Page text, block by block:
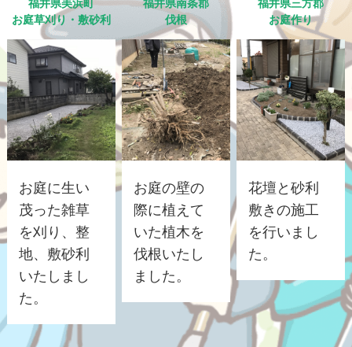
福井県美浜町
お庭草刈り・敷砂利
お庭に生い
茂った雑草
を刈り、整
地、敷砂利
いたしまし
た。
福井県南条郡
伐根
お庭の壁の
際に植えて
いた植木を
伐根いたし
ました。
福井県三方郡
お庭作り
花壇と砂利
敷きの施工
を行いまし
た。